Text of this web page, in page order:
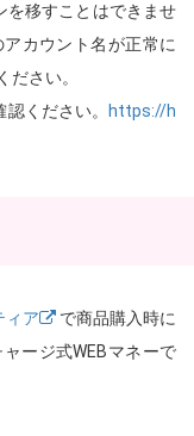
を移すことはできませ
カウント名が正常に
さい。
ください。
https://h
ィア
で商品購入時に
ージ式WEBマネーで